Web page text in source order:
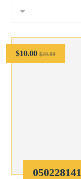
$20.00
$10.00